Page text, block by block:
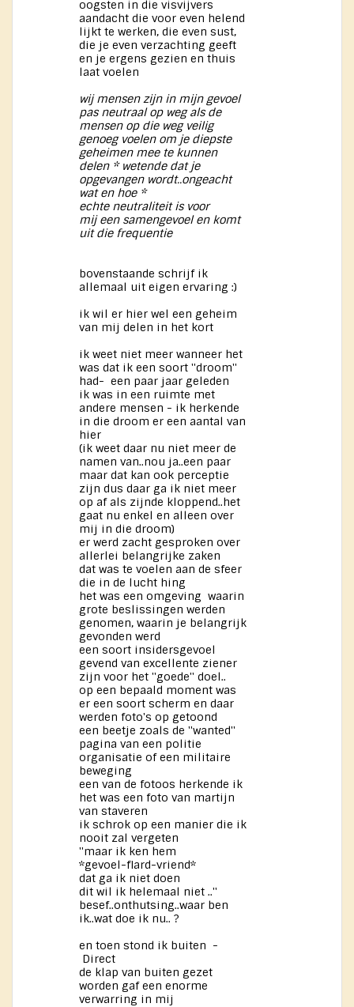
oogsten in die visvijvers
aandacht die voor even helend
lijkt te werken, die even sust,
die je even verzachting geeft
en je ergens gezien en thuis
laat voelen
wij mensen zijn in mijn gevoel
pas neutraal op weg als de
mensen op die weg veilig
genoeg voelen om je diepste
geheimen mee te kunnen
delen * wetende dat je
opgevangen wordt..ongeacht
wat en hoe *
echte neutraliteit is voor
mij een samengevoel en komt
uit die frequentie
bovenstaande schrijf ik
allemaal uit eigen ervaring :)
ik wil er hier wel een geheim
van mij delen in het kort
ik weet niet meer wanneer het
was dat ik een soort ''droom''
had- een paar jaar geleden
ik was in een ruimte met
andere mensen - ik herkende
in die droom er een aantal van
hier
(ik weet daar nu niet meer de
namen van..nou ja..een paar
maar dat kan ook perceptie
zijn dus daar ga ik niet meer
op af als zijnde kloppend..het
gaat nu enkel en alleen over
mij in die droom)
er werd zacht gesproken over
allerlei belangrijke zaken
dat was te voelen aan de sfeer
die in de lucht hing
het was een omgeving waarin
grote beslissingen werden
genomen, waarin je belangrijk
gevonden werd
een soort insidersgevoel
gevend van excellente ziener
zijn voor het ''goede'' doel..
op een bepaald moment was
er een soort scherm en daar
werden foto's op getoond
een beetje zoals de ''wanted''
pagina van een politie
organisatie of een militaire
beweging
een van de fotoos herkende ik
het was een foto van martijn
van staveren
ik schrok op een manier die ik
nooit zal vergeten
''maar ik ken hem
*gevoel-flard-vriend*
dat ga ik niet doen
dit wil ik helemaal niet ..''
besef..onthutsing..waar ben
ik..wat doe ik nu.. ?
en toen stond ik buiten -
Direct
de klap van buiten gezet
worden gaf een enorme
verwarring in mij